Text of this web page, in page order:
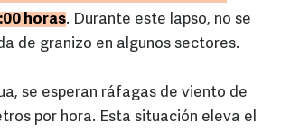
horas. Durante este lapso, no se
de granizo en algunos sectores.
se esperan ráfagas de viento de
por hora. Esta situación eleva el